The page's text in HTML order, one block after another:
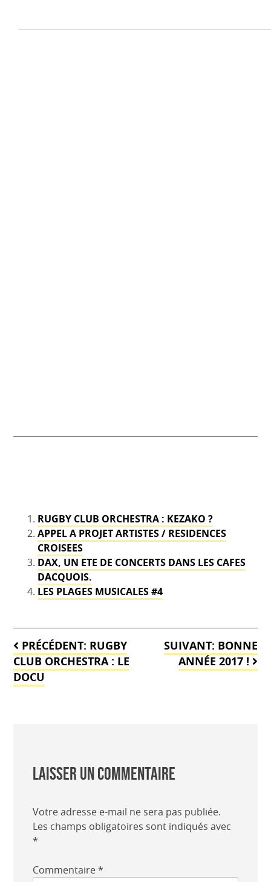
RUGBY CLUB ORCHESTRA : KEZAKO ?
APPEL A PROJET ARTISTES / RESIDENCES
CROISEES
DAX, UN ETE DE CONCERTS DANS LES CAFES
DACQUOIS.
LES PLAGES MUSICALES #4
Navigation
de
l’article
PRÉCÉDENT: RUGBY
CLUB ORCHESTRA : LE
DOCU
SUIVANT: BONNE
ANNÉE 2017 !
Laisser un commentaire
Votre adresse e-mail ne sera pas publiée.
Les champs obligatoires sont indiqués avec
*
Commentaire*